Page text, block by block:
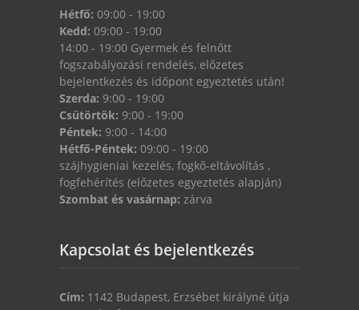
Hétfő: 09:00 - 19:00
Kedd: 09:00 - 19:00
14:00 - 19:00 Gyermek és felnőtt
fogszabályozási rendelés, előzetes
bejelentkezés és időpont egyeztetés után!
Szerda: 9:00 - 19:00
Csütörtök: 9:00 - 19:00
Péntek: 9:00 - 14:00
Hétfő-Péntek: 09:00 - 19:00
szájhygieniai kezelés, fogkő-eltávolítás ,
fogfehérítés (előzetes egyeztetés alapján)
Szombat és vasárnap: zárva
Kapcsolat és bejelentkezés
Cím: 1142 Budapest, Erzsébet királyné útja